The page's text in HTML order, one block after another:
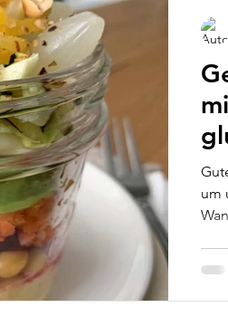
mit Senf-Kren-
um